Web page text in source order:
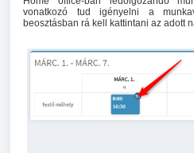
vonatkozó tud igényelni a
beosztásban rá kell kattintani az adott